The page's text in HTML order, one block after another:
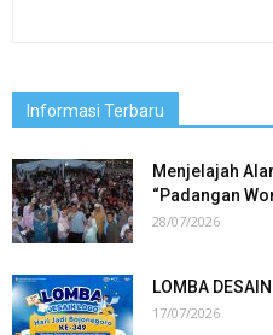
Informasi Terbaru
Menjelajah
“Padangan
28/07/2026
LOMBA
17/07/2026